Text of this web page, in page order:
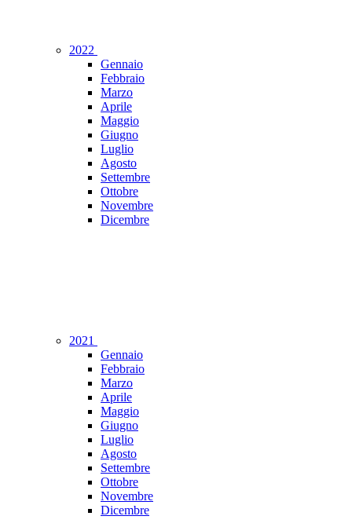
2022
Gennaio
Febbraio
Marzo
Aprile
Maggio
Giugno
Luglio
Agosto
Settembre
Ottobre
Novembre
Dicembre
2021
Gennaio
Febbraio
Marzo
Aprile
Maggio
Giugno
Luglio
Agosto
Settembre
Ottobre
Novembre
Dicembre